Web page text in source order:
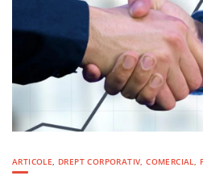
ARTICOLE, DREPT CORPORATIV,